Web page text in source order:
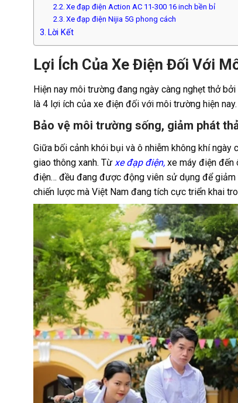
Xe đạp điện Action AC 11-300 16 inch bền bỉ
Xe đạp điện Nijia 5G phong cách
Lời Kết
Lợi Ích Của Xe Điện Đối Với
Hiện nay môi trường đang ngày càng nghẹt thở
là 4 lợi ích của xe điện đối với môi trường hiện nay.
Bảo vệ môi trường sống, giảm phát
Giữa bối cảnh khói bụi và ô nhiễm không khí
giao thông xanh. Từ xe đạp điện, xe máy điện đến
điện… đều đang được động viên sử dụng để
chiến lược mà Việt Nam đang tích cực triển khai